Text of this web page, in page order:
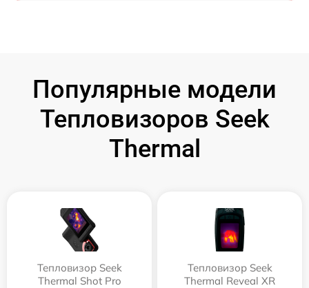
Популярные модели
Тепловизоров Seek
Thermal
Тепловизор Seek
Thermal Shot Pro
Тепловизор Seek
Thermal Reveal XR